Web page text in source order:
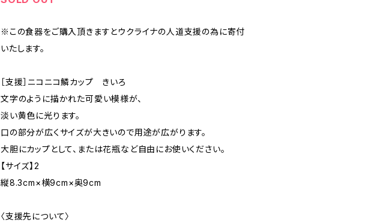
※この食器をご購入頂きますとウクライナの人道支援の為に寄付
いたします。
［支援］ニコニコ鱗カップ きいろ
文字のように描かれた可愛い模様が、
淡い黄色に光ります。
口の部分が広くサイズが大きいので用途が広がります。
大胆にカップとして、または花瓶など自由にお使いください。
【サイズ】2
縦8.3cm×横9cm×奥9cm
〈支援先について〉